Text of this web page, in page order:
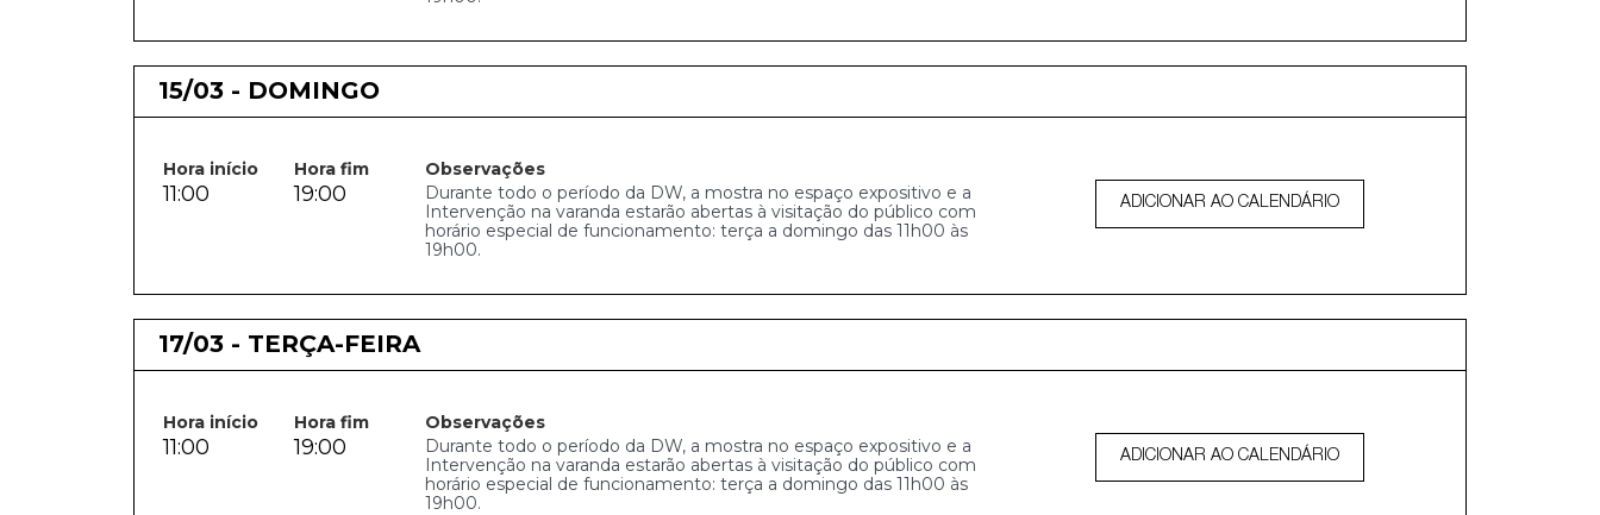
15/03 - DOMINGO
Hora início Hora fim Observações
11:00 19:00
Durante todo o período da DW, a mostra no espaço expositivo e a
Intervenção na varanda estarão abertas à visitação do público com
horário especial de funcionamento: terça a domingo das 11h00 às
19h00.
ADICIONAR AO CALENDÁRIO
17/03 - TERÇA-FEIRA
Hora início Hora fim Observações
11:00 19:00
Durante todo o período da DW, a mostra no espaço expositivo e a
Intervenção na varanda estarão abertas à visitação do público com
horário especial de funcionamento: terça a domingo das 11h00 às
19h00.
ADICIONAR AO CALENDÁRIO